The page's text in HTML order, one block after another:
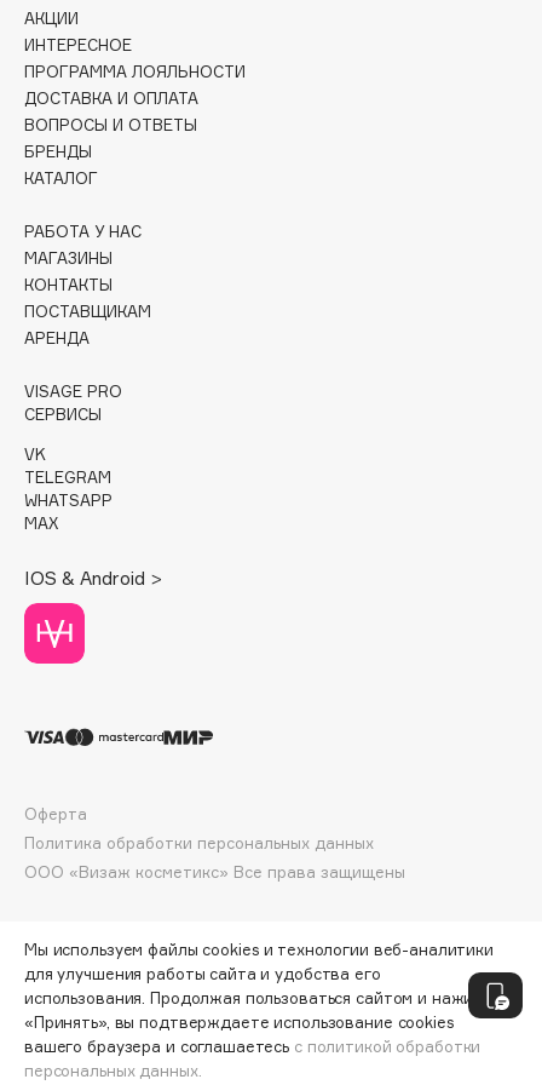
Collagenina
Consly
Corimo
CosRX
Cottolina
Crescina
Curaprox
D
d'Alba
DABO
DARLING*
Darphin
Davines
Dior
Divage
Dolomit
Dr. Vranjes Firenze
Dr.Althea
DSD de Luxe
Dyson
СООБЩИТЬ О ПОСТУПЛЕНИИ
АКЦИИ
ИНТЕРЕСНОЕ
ПРОГРАММА ЛОЯЛЬНОСТИ
ДОСТАВКА И ОПЛАТА
ВОПРОСЫ И ОТВЕТЫ
БРЕНДЫ
КАТАЛОГ
РАБОТА У НАС
МАГАЗИНЫ
КОНТАКТЫ
ПОСТАВЩИКАМ
АРЕНДА
VISAGE PRO
СЕРВИСЫ
VK
TELEGRAM
WHATSAPP
MAX
IOS & Android >
ООО «Визаж косметикс» Все права защищены
Оферта
Политика обработки персональных данных
Мы используем файлы cookies и технологии веб-аналитики
для улучшения работы сайта и удобства его
использования. Продолжая пользоваться сайтом и нажимая
«Принять», вы подтверждаете использование cookies
вашего браузера и соглашаетесь с политикой обработки
персональных данных.